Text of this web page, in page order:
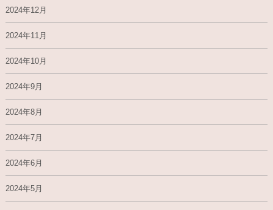
2024年12月
2024年11月
2024年10月
2024年9月
2024年8月
2024年7月
2024年6月
2024年5月